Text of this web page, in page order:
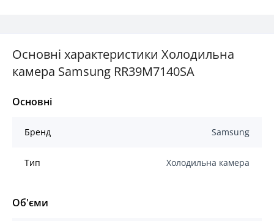
Основні характеристики Холодильна
камера Samsung RR39M7140SA
Основні
Бренд Samsung
Тип Холодильна камера
Об'єми